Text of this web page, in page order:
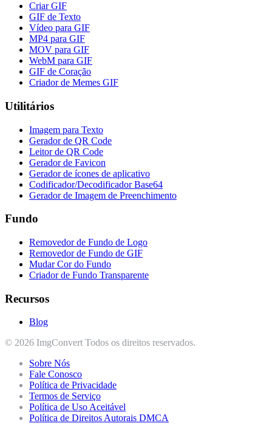
Criar GIF
GIF de Texto
Vídeo para GIF
MP4 para GIF
MOV para GIF
WebM para GIF
GIF de Coração
Criador de Memes GIF
Utilitários
Imagem para Texto
Gerador de QR Code
Leitor de QR Code
Gerador de Favicon
Gerador de ícones de aplicativo
Codificador/Decodificador Base64
Gerador de Imagem de Preenchimento
Fundo
Removedor de Fundo de Logo
Removedor de Fundo de GIF
Mudar Cor do Fundo
Criador de Fundo Transparente
Recursos
Blog
© 2026 ImgConvert Todos os direitos reservados.
Sobre Nós
Fale Conosco
Política de Privacidade
Termos de Serviço
Política de Uso Aceitável
Política de Direitos Autorais DMCA